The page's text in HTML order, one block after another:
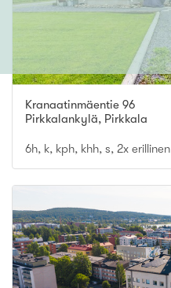
Kranaatinmäentie 96
Pirkkalankylä, Pirkkala
6h, k, kph, khh, s, 2x